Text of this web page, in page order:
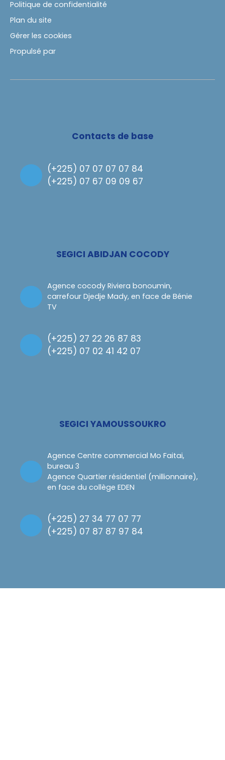
Politique de confidentialité
Plan du site
Gérer les cookies
Propulsé par
Contacts de base
(+225) 07 07 07 07 84
(+225) 07 67 09 09 67
SEGICI ABIDJAN COCODY
Agence cocody Riviera bonoumin,
carrefour Djedje Mady, en face de Bénie
TV
(+225) 27 22 26 87 83
(+225) 07 02 41 42 07
SEGICI YAMOUSSOUKRO
Agence Centre commercial Mo Faitai,
bureau 3
Agence Quartier résidentiel (millionnaire),
en face du collège EDEN
(+225) 27 34 77 07 77
(+225) 07 87 87 97 84